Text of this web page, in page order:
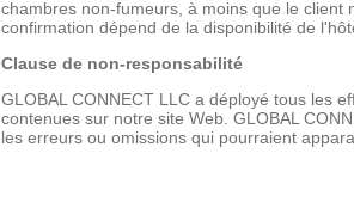
chambres non-fumeurs, à moins que le client
confirmation dépend de la disponibilité de
Clause de non-responsabilité
GLOBAL CONNECT LLC a déployé tous les
contenues sur notre site Web. GLOBAL
les erreurs ou omissions qui pourraient